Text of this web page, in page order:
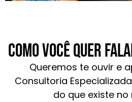
Como você quer
Queremos te ouvir e
Consultoria
do que existe